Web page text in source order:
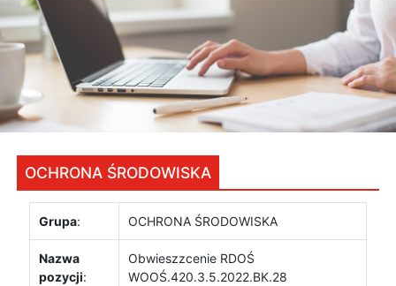
OCHRONA ŚRODOWISKA
Grupa: OCHRONA ŚRODOWISKA
Nazwa
pozycji:
Obwieszzcenie RDOŚ
WOOŚ.420.3.5.2022.BK.28